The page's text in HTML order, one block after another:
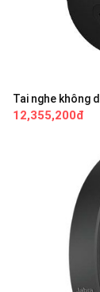
Tai nghe không
12,355,200đ